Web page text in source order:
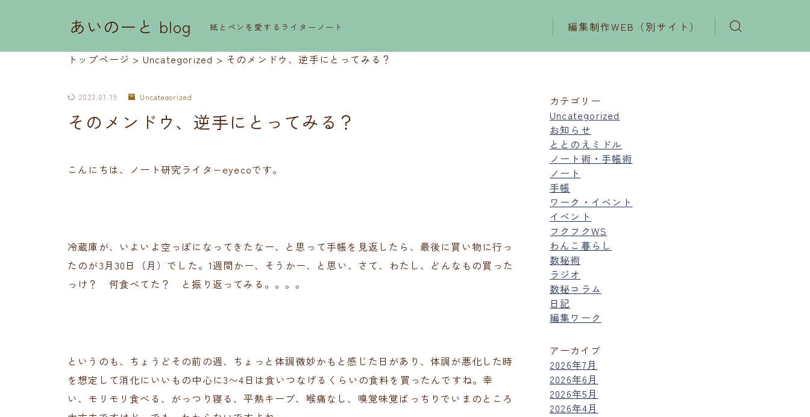
あいのーと blog 紙とペンを愛するライターノート 編集制作WEB（別サイト）
トップページ > Uncategorized > そのメンドウ、逆手にとってみる？
2023.01.19 Uncategorized
そのメンドウ、逆手にとってみる？
こんにちは、ノート研究ライタ−eyecoです。
冷蔵庫が、いよいよ空っぽになってきたなー、と思って手帳を見返したら、最後に買い物に行っ
たのが3月30日（月）でした。1週間かー、そうかー、と思い、さて、わたし、どんなもの買った
っけ？ 何食べてた？ と振り返ってみる。。。。
というのも、ちょうどその前の週、ちょっと体調微妙かもと感じた日があり、体調が悪化した時
を想定して消化にいいもの中心に3〜4日は食いつなげるくらいの食料を買ったんですね。幸
い、モリモリ食べる、がっつり寝る、平熱キープ、喉痛なし、嗅覚味覚ばっちりでいまのところ
カテゴリー
Uncategorized
お知らせ
ととのえミドル
ノート術・手帳術
ノート
手帳
ワーク・イベント
イベント
フクフクWS
わんこ暮らし
数秘術
ラジオ
数秘コラム
日記
編集ワーク
アーカイブ
2026年7月
2026年6月
2026年5月
2026年4月